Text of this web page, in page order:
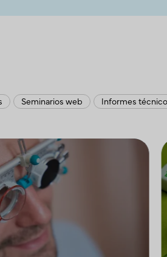
Seminarios web Informes